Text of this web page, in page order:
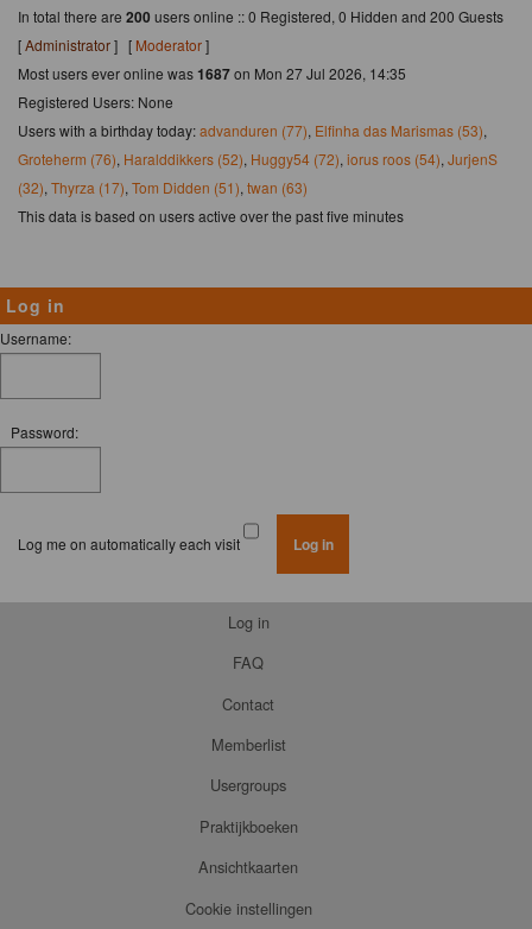
In total there are 200 users online :: 0 Registered, 0 Hidden and 200 Guests
[Administrator] [ Moderator]
Most users ever online was1687on Mon 27 Jul 2026, 14:35
Registered Users: None
Users with a birthday today:advanduren (77), Elfinha das Marismas (53),
Groteherm (76), Haralddikkers (52), Huggy54 (72), iorus roos (54), JurjenS
(32), Thyrza (17), Tom Didden (51), twan (63)
This data is based on users active over the past five minutes
Log in
Username:
Password:
Log me on automatically each visit
Log in
FAQ
Contact
Memberlist
Usergroups
Praktijkboeken
Ansichtkaarten
Cookie instellingen